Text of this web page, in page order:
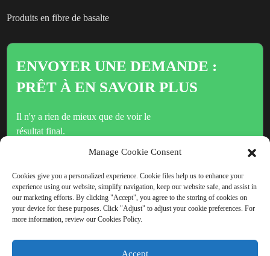
Produits en fibre de basalte
ENVOYER UNE DEMANDE :
PRÊT À EN SAVOIR PLUS
Il n'y a rien de mieux que de voir le
résultat final.
Cliquez ici pour toute demande de renseignements
Manage Cookie Consent
Cookies give you a personalized experience. Cookie files help us to enhance your
experience using our website, simplify navigation, keep our website safe, and assist in
our marketing efforts. By clicking "Accept", you agree to the storing of cookies on
your device for these purposes. Click "Adjust" to adjust your cookie preferences. For
more information, review our Cookies Policy.
Accept